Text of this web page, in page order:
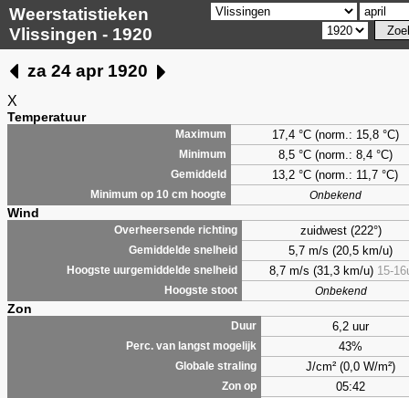
Weerstatistieken
Vlissingen - 1920
za 24 apr 1920
X
Temperatuur
Maximum 17,4 °C (norm.: 15,8 °C)
Minimum 8,5°C (norm.: 8,4 °C)
Gemiddeld 13,2 °C (norm.: 11,7 °C)
Minimum op 10 cm hoogte Onbekend
Wind
Overheersende richting zuidwest (222°)
Gemiddelde snelheid 5,7 m/s (20,5 km/u)
Hoogste uurgemiddelde snelheid 8,7 m/s (31,3 km/u) 15-
Hoogste stoot Onbekend
Zon
Duur 6,2 uur
Perc. van langst mogelijk 43%
Globale straling J/cm² (0,0 W/m²)
Zon op 05:42